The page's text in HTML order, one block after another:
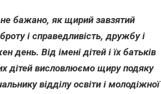
бажано, як щирий завзятий
і справедливість, дружбу і
день. Від імені дітей і їх батьків
дітей висловлюємо щиру подяку
відділу освіти і молодіжної